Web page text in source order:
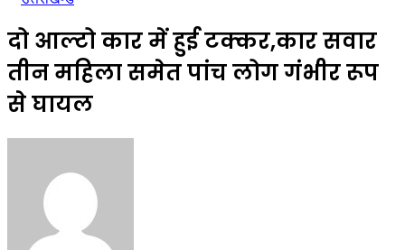
दो आल्टो कार में हुई टक्कर,कार सवार
तीन महिला समेत पांच लोग गंभीर रूप
से घायल